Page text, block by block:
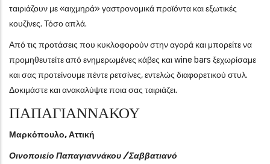
ταιριάζουν με «αιχμηρά» γαστρονομικά προϊόντα και εξωτικές
κουζίνες. Τόσο απλά.
Από τις προτάσεις που κυκλοφορούν στην αγορά και μπορείτε να
προμηθευτείτε από ενημερωμένες κάβες και wine bars ξεχωρίσαμε
και σας προτείνουμε πέντε ρετσίνες, εντελώς διαφορετικού στυλ.
Δοκιμάστε και ανακαλύψτε ποια σας ταιριάζει.
ΠΑΠΑΓΙΑΝΝΑΚΟΥ
Μαρκόπουλο, Αττική
Οινοποιείο Παπαγιαννάκου / Σαββατιανό